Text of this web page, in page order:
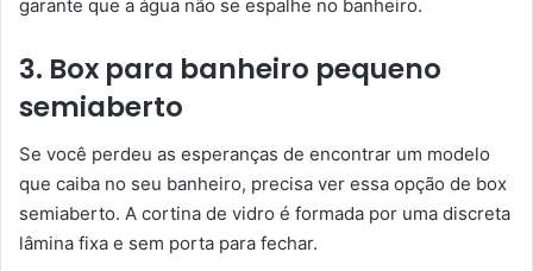
garante que a água não se espalhe no banheiro.
3. Box para banheiro pequeno
semiaberto
Se você perdeu as esperanças de encontrar um modelo
que caiba no seu banheiro, precisa ver essa opção de box
semiaberto. A cortina de vidro é formada por uma discreta
lâmina fixa e sem porta para fechar.